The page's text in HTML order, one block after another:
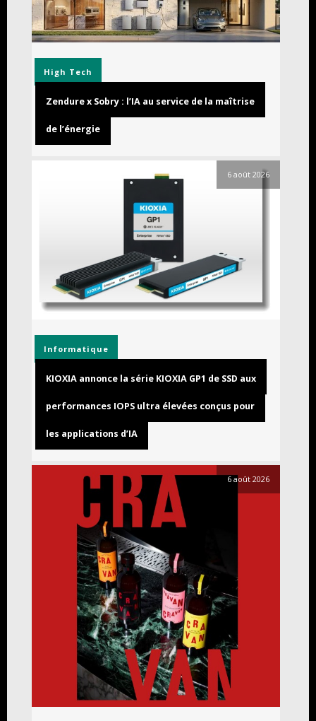
High Tech
Zendure x Sobry : l’IA au service de la maîtrise
de l’énergie
6 août 2026
Informatique
KIOXIA annonce la série KIOXIA GP1 de SSD aux
performances IOPS ultra élevées conçus pour
les applications d’IA
6 août 2026